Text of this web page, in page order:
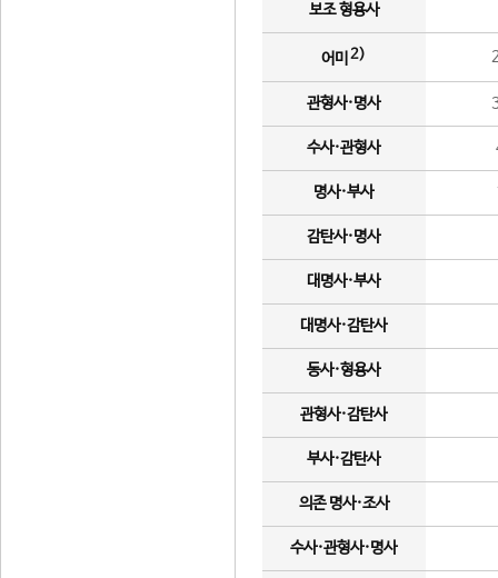
보조 형용사
어미 2)
관형사·명사
수사·관형사
명사·부사
감탄사·명사
대명사·부사
대명사·감탄사
동사·형용사
관형사·감탄사
부사·감탄사
의존 명사·조사
수사·관형사·명사